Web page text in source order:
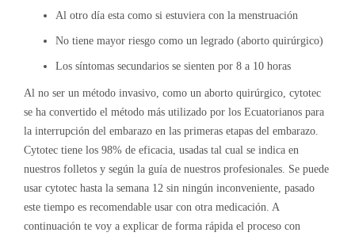
Al otro día esta como si estuviera con la menstruación
No tiene mayor riesgo como un legrado (aborto quirúrgico)
Los síntomas secundarios se sienten por 8 a 10 horas
Al no ser un método invasivo, como un aborto quirúrgico, cytotec
se ha convertido el método más utilizado por los Ecuatorianos para
la interrupción del embarazo en las primeras etapas del embarazo.
Cytotec tiene los 98% de eficacia, usadas tal cual se indica en
nuestros folletos y según la guía de nuestros profesionales. Se puede
usar cytotec hasta la semana 12 sin ningún inconveniente, pasado
este tiempo es recomendable usar con otra medicación. A
continuación te voy a explicar de forma rápida el proceso con